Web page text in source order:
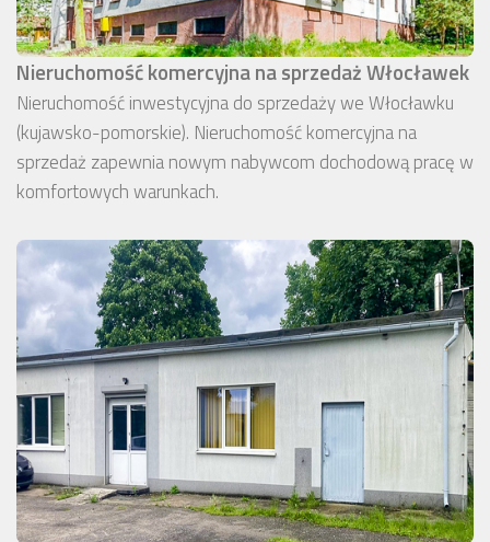
Nieruchomość komercyjna na sprzedaż Włocławek
Nieruchomość inwestycyjna do sprzedaży we Włocławku
(kujawsko-pomorskie). Nieruchomość komercyjna na
sprzedaż zapewnia nowym nabywcom dochodową pracę w
komfortowych warunkach.